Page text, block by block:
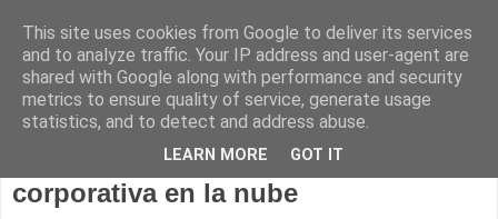
lunes, 10 de noviembre de 2014
Razones para almacenar información
corporativa en la nube
This site uses cookies from Google to deliver its services
and to analyze traffic. Your IP address and user-agent are
shared with Google along with performance and security
metrics to ensure quality of service, generate usage
statistics, and to detect and address abuse.
LEARN MORE GOT IT